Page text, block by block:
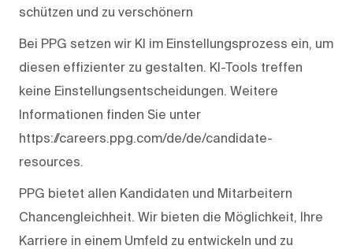
schützen und zu verschönern
Bei PPG setzen wir KI im Einstellungsprozess ein, um
diesen effizienter zu gestalten. KI-Tools treffen
keine Einstellungsentscheidungen. Weitere
Informationen finden Sie unter
https://careers.ppg.com/de/de/candidate-
resources.
PPG bietet allen Kandidaten und Mitarbeitern
Chancengleichheit. Wir bieten die Möglichkeit, Ihre
Karriere in einem Umfeld zu entwickeln und zu